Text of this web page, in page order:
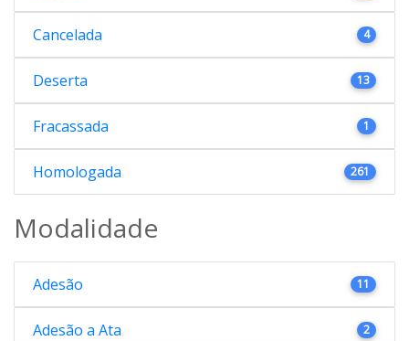
Cancelada 4
Deserta 13
Fracassada 1
Homologada 261
Modalidade
Adesão 11
Adesão a Ata 2